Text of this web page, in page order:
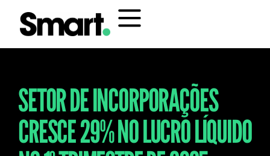
SETOR DE INCORPORAÇÕES
CRESCE 29% NO LUCRO LÍQUIDO